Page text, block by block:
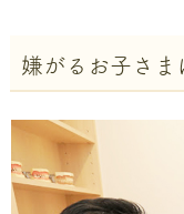
嫌がるお子さま